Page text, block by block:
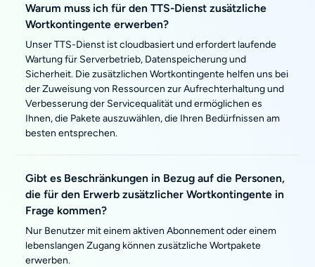
Warum muss ich für den TTS-Dienst zusätzliche
Wortkontingente erwerben?
Unser TTS-Dienst ist cloudbasiert und erfordert laufende
Wartung für Serverbetrieb, Datenspeicherung und
Sicherheit. Die zusätzlichen Wortkontingente helfen uns bei
der Zuweisung von Ressourcen zur Aufrechterhaltung und
Verbesserung der Servicequalität und ermöglichen es
Ihnen, die Pakete auszuwählen, die Ihren Bedürfnissen am
besten entsprechen.
Gibt es Beschränkungen in Bezug auf die Personen,
die für den Erwerb zusätzlicher Wortkontingente in
Frage kommen?
Nur Benutzer mit einem aktiven Abonnement oder einem
lebenslangen Zugang können zusätzliche Wortpakete
erwerben.